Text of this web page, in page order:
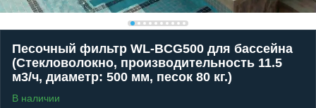
Песочный фильтр WL-BCG500 для бассейна
(Стекловолокно, производительность 11.5
м3/ч, диаметр: 500 мм, песок 80 кг.)
В наличии